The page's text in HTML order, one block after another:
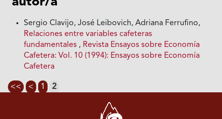
Sergio Clavijo, José Leibovich, Adriana Ferrufino,
Relaciones entre variables cafeteras
fundamentales , Revista Ensayos sobre Economía
Cafetera: Vol. 10 (1994): Ensayos sobre Economía
Cafetera
<< < 1 2